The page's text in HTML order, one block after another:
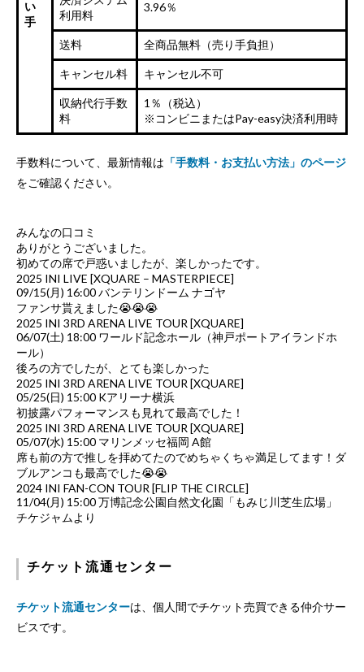
い
手
利用料
3.96％
送料 全商品無料（売り手負担）
キャンセル料 キャンセル不可
収納代行手数
料
1％（税込）
※コンビニまたはPay-easy決済利用時
手数料について、最新情報は 「手数料・お支払い方法」のページ
をご確認ください。
みんなの口コミ
ありがとうございました。
初めての席で戸惑いましたが、楽しかったです。
2025 INI LIVE [XQUARE – MASTERPIECE]
09/15(月) 16:00 バンテリンドーム ナゴヤ
ファンサ貰えました😭😭😭
2025 INI 3RD ARENA LIVE TOUR [XQUARE]
06/07(土) 18:00 ワールド記念ホール（神戸ポートアイランドホ
ール）
後ろの方でしたが、とても楽しかった
2025 INI 3RD ARENA LIVE TOUR [XQUARE]
05/25(日) 15:00 Kアリーナ横浜
初披露パフォーマンスも見れて最高でした！
2025 INI 3RD ARENA LIVE TOUR [XQUARE]
05/07(水) 15:00 マリンメッセ福岡 A館
席も前の方で推しを拝めてたのでめちゃくちゃ満足してます！ダ
ブルアンコも最高でした😭😭
2024 INI FAN-CON TOUR [FLIP THE CIRCLE]
11/04(月) 15:00 万博記念公園自然文化園「もみじ川芝生広場」
チケジャムより
チケット流通センター
チケット流通センターは、個人間でチケット売買できる仲介サー
ビスです。